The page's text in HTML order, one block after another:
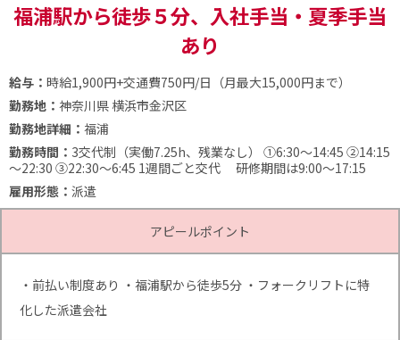
福浦駅から徒歩５分、入社手当・夏季手当
あり
給与： 時給1,900円+交通費750円/日（月最大15,000円まで）
勤務地： 神奈川県 横浜市金沢区
勤務地詳細： 福浦
勤務時間： 3交代制（実働7.25h、残業なし） ①6:30～14:45 ②14:15
～22:30 ③22:30～6:45 1週間ごと交代
研修期間は9:00～17:15
雇用形態： 派遣
アピールポイント
・前払い制度あり ・福浦駅から徒歩5分 ・フォークリフトに特
化した派遣会社